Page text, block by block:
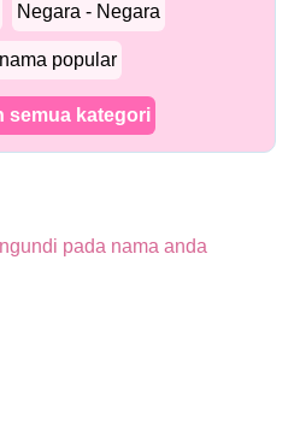
Negara - Negara
popular
semua kategori
pada nama anda